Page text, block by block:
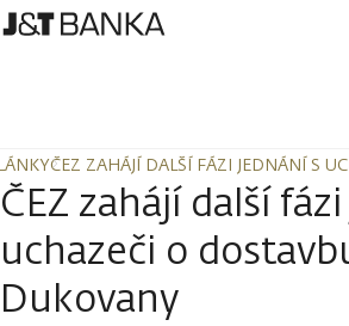
ČEZ ZAHÁJÍ DALŠÍ FÁZI JEDNÁNÍ S
ČEZ ZAHÁJÍ DALŠÍ FÁZI JEDNÁNÍ S
ČEZ zahájí další
uchazeči o
Dukovany